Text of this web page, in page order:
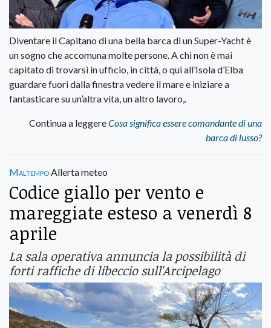
Diventare il Capitano di una bella barca di un Super-Yacht è
un sogno che accomuna molte persone. A chi non è mai
capitato di trovarsi in ufficio, in città, o qui all’Isola d’Elba
guardare fuori dalla finestra vedere il mare e iniziare a
fantasticare su un’altra vita, un altro lavoro,.
Continua a leggereCosa significa essere comandante di una
barca di lusso?
MaltempoAllerta meteo
Codice giallo per vento e
mareggiate esteso a venerdì 8
aprile
La sala operativa annuncia la possibilità di
forti raffiche di libeccio sull'Arcipelago